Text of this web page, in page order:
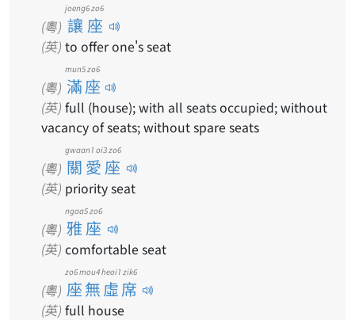
(粵) 讓座
joeng6 zo6
(英) to offer one's seat
(粵) 滿座
mun5 zo6
(英) full (house); with all seats occupied; without
vacancy of seats; without spare seats
(粵) 關愛座
gwaan1 oi3 zo6
(英) priority seat
(粵) 雅座
ngaa5 zo6
(英) comfortable seat
(粵) 座無虛席
zo6 mou4 heoi1 zik6
(英) full house